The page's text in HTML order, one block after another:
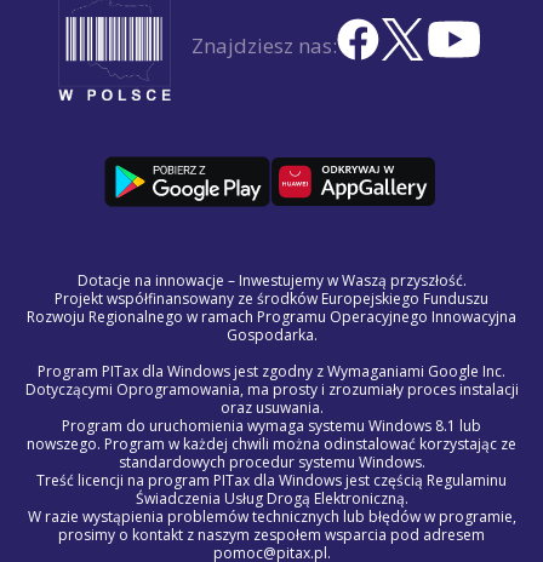
Znajdziesz nas:
Dotacje na innowacje – Inwestujemy w Waszą przyszłość.
Projekt współfinansowany ze środków Europejskiego Funduszu
Rozwoju Regionalnego w ramach Programu Operacyjnego Innowacyjna
Gospodarka.
Program PITax dla Windows jest zgodny z Wymaganiami Google Inc.
Dotyczącymi Oprogramowania, ma prosty i zrozumiały proces instalacji
oraz usuwania.
Program do uruchomienia wymaga systemu Windows 8.1 lub
nowszego. Program w każdej chwili można odinstalować korzystając ze
standardowych procedur systemu Windows.
Treść licencji na program PITax dla Windows jest częścią Regulaminu
Świadczenia Usług Drogą Elektroniczną.
W razie wystąpienia problemów technicznych lub błędów w programie,
prosimy o kontakt z naszym zespołem wsparcia pod adresem
pomoc@pitax.pl.